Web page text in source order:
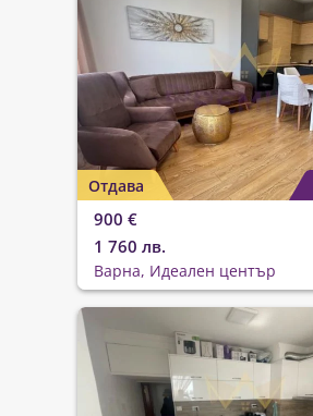
Отдава
900 €
1 760 лв.
Варна, Идеален център